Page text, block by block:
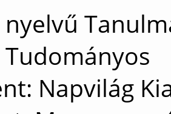
nyelvű
Tudományos
Napvilág